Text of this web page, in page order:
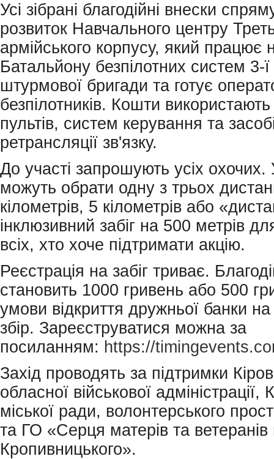
Усі зібрані благодійні внески
розвиток Навчального центру
армійського корпусу, який працює
Батальйону безпілотних систем 3-
штурмової бригади та готує
безпілотників. Кошти використають
пультів, систем керування та
ретрансляції зв'язку.
До участі запрошують усіх охочих.
можуть обрати одну з трьох
кілометрів, 5 кілометрів або
інклюзивний забіг на 500 метрів
всіх, хто хоче підтримати акцію.
Реєстрація на забіг триває.
становить 1000 гривень або 500
умови відкриття дружньої банки
збір. Зареєструватися можна за
посиланням: https://
Захід проводять за підтримки
обласної військової адміністрації,
міської ради, волонтерського
та ГО «Серця матерів та ветеранів
Кропивницького».